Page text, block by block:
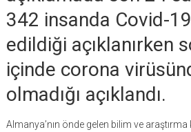
342 insanda Covid-
edildiği açıklanırken
içinde corona
olmadığı açıklandı.
Almanya’nın önde gelen bilim ve